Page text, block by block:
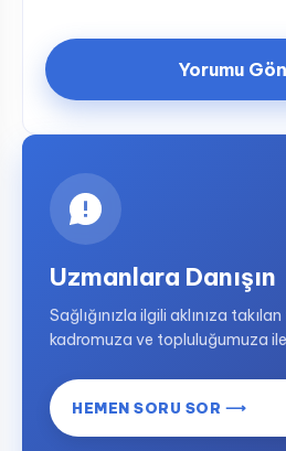
Uzmanlara Danışın
Sağlığınızla ilgili aklınıza
kadromuza ve topluluğumuza
HEMEN SORU SOR ⟶